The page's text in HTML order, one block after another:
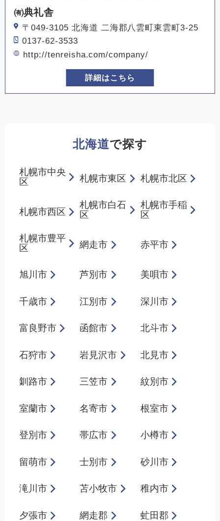
㈲典礼舎
〒049-3105 北海道 二海郡八雲町東雲町3-25
0137-62-3533
http://tenreisha.com/company/
詳細はこちら
北海道で探す
札幌市中央
区
札幌市東区 札幌市北区
札幌市西区
札幌市白石
区
札幌市手稲
区
札幌市豊平
区
網走市 赤平市
旭川市 芦別市 美唄市
千歳市 江別市 深川市
富良野市 函館市 北斗市
石狩市 岩見沢市 北見市
釧路市 三笠市 紋別市
室蘭市 名寄市 根室市
登別市 帯広市 小樽市
留萌市 士別市 砂川市
滝川市 苫小牧市 稚内市
夕張市 網走郡 虻田郡